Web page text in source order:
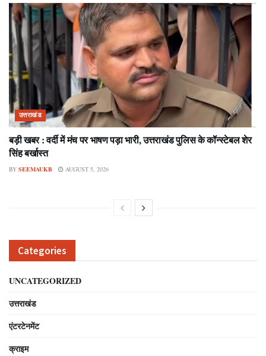
उत्तराखंड
बड़ी खबर : वर्दी में मंच पर भाषण पड़ा भारी, उत्तराखंड पुलिस के कॉन्स्टेबल शेर
सिंह बर्खास्त
BY SEEMAUKB AUGUST 5, 2026
Categories
UNCATEGORIZED
उत्तराखंड
एंटरटेनमेंट
क्राइम